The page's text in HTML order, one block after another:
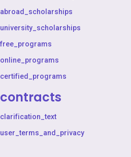
abroad_scholarships
university_scholarships
free_programs
online_programs
certified_programs
contracts
clarification_text
user_terms_and_privacy